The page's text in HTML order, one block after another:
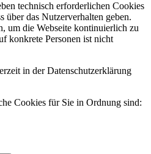
technisch erforderlichen Cookies
über das Nutzerverhalten geben.
um die Webseite kontinuierlich zu
konkrete Personen ist nicht
in der Datenschutzerklärung
Cookies für Sie in Ordnung sind: